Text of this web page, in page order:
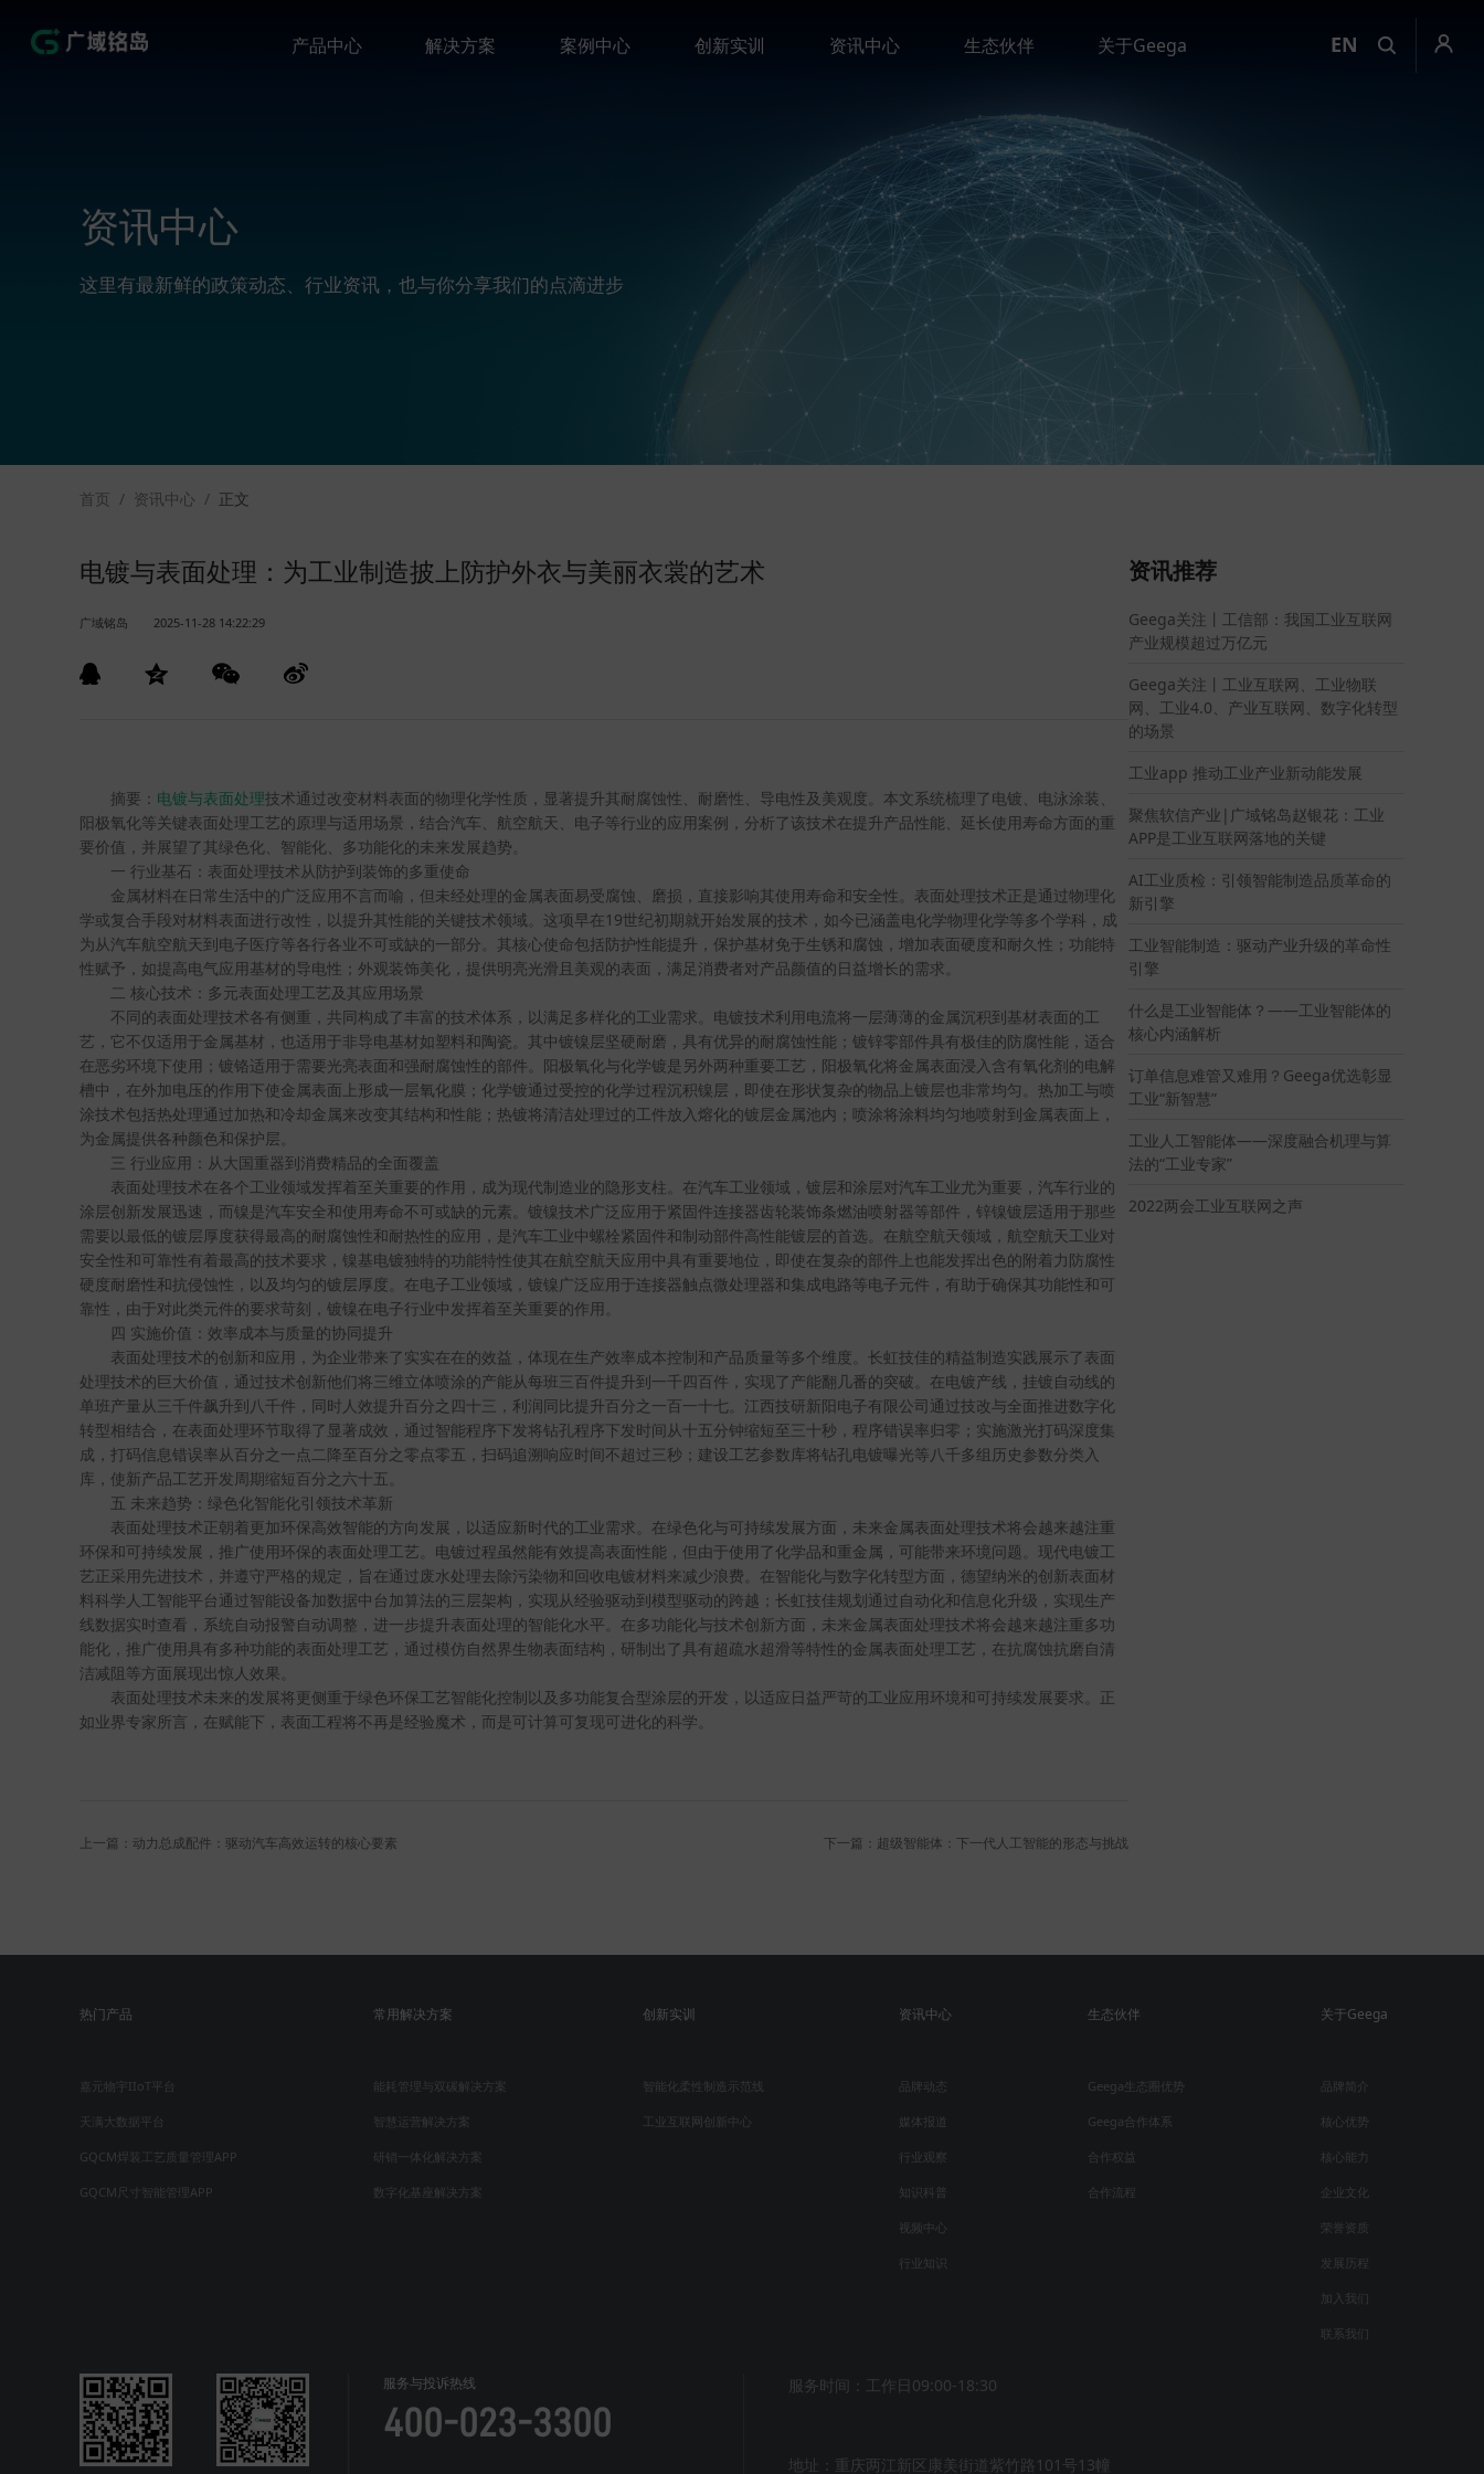
产品中心 解决方案 案例中心 创新实训 资讯中心 生态伙伴 关于Geega EN
资讯中心
这里有最新鲜的政策动态、行业资讯，也与你分享我们的点滴进步
首页 / 资讯中心 / 正文
电镀与表面处理：为工业制造披上防护外衣与美丽衣裳的艺术
广域铭岛 2025-11-28 14:22:29
摘要： 电镀与表面处理技术通过改变材料表面的物理化学性质，显著提升其耐腐蚀性、耐磨性、导电性及美观度。本文系统梳理了电镀、电泳涂装、
阳极氧化等关键表面处理工艺的原理与适用场景，结合汽车、航空航天、电子等行业的应用案例，分析了该技术在提升产品性能、延长使用寿命方面的重
要价值，并展望了其绿色化、智能化、多功能化的未来发展趋势。
一 行业基石：表面处理技术从防护到装饰的多重使命
金属材料在日常生活中的广泛应用不言而喻，但未经处理的金属表面易受腐蚀、磨损，直接影响其使用寿命和安全性。表面处理技术正是通过物理化
学或复合手段对材料表面进行改性，以提升其性能的关键技术领域。这项早在 19世纪初期就开始发展的技术，如今已涵盖电化学物理化学等多个学科，成
为从汽车航空航天到电子医疗等各行各业不可或缺的一部分。其核心使命包括防护性能提升，保护基材免于生锈和腐蚀，增加表面硬度和耐久性；功能特
性赋予，如提高电气应用基材的导电性；外观装饰美化，提供明亮光滑且美观的表面，满足消费者对产品颜值的日益增长的需求。
二 核心技术：多元表面处理工艺及其应用场景
不同的表面处理技术各有侧重，共同构成了丰富的技术体系，以满足多样化的工业需求。电镀技术利用电流将一层薄薄的金属沉积到基材表面的工
艺，它不仅适用于金属基材，也适用于非导电基材如塑料和陶瓷。其中镀镍层坚硬耐磨，具有优异的耐腐蚀性能；镀锌零部件具有极佳的防腐性能，适合
在恶劣环境下使用；镀铬适用于需要光亮表面和强耐腐蚀性的部件。阳极氧化与化学镀是另外两种重要工艺，阳极氧化将金属表面浸入含有氧化剂的电解
槽中，在外加电压的作用下使金属表面上形成一层氧化膜；化学镀通过受控的化学过程沉积镍层，即使在形状复杂的物品上镀层也非常均匀。热加工与喷
涂技术包括热处理通过加热和冷却金属来改变其结构和性能；热镀将清洁处理过的工件放入熔化的镀层金属池内；喷涂将涂料均匀地喷射到金属表面上，
为金属提供各种颜色和保护层。
三 行业应用：从大国重器到消费精品的全面覆盖
表面处理技术在各个工业领域发挥着至关重要的作用，成为现代制造业的隐形支柱。在汽车工业领域，镀层和涂层对汽车工业尤为重要，汽车行业的
涂层创新发展迅速，而镍是汽车安全和使用寿命不可或缺的元素。镀镍技术广泛应用于紧固件连接器齿轮装饰条燃油喷射器等部件，锌镍镀层适用于那些
需要以最低的镀层厚度获得最高的耐腐蚀性和耐热性的应用，是汽车工业中螺栓紧固件和制动部件高性能镀层的首选。在航空航天领域，航空航天工业对
安全性和可靠性有着最高的技术要求，镍基电镀独特的功能特性使其在航空航天应用中具有重要地位，即使在复杂的部件上也能发挥出色的附着力防腐性
硬度耐磨性和抗侵蚀性，以及均匀的镀层厚度。在电子工业领域，镀镍广泛应用于连接器触点微处理器和集成电路等电子元件，有助于确保其功能性和可
靠性，由于对此类元件的要求苛刻，镀镍在电子行业中发挥着至关重要的作用。
四 实施价值：效率成本与质量的协同提升
表面处理技术的创新和应用，为企业带来了实实在在的效益，体现在生产效率成本控制和产品质量等多个维度。长虹技佳的精益制造实践展示了表面
处理技术的巨大价值，通过技术创新他们将三维立体喷涂的产能从每班三百件提升到一千四百件，实现了产能翻几番的突破。在电镀产线，挂镀自动线的
单班产量从三千件飙升到八千件，同时人效提升百分之四十三，利润同比提升百分之一百一十七。江西技研新阳电子有限公司通过技改与全面推进数字化
转型相结合，在表面处理环节取得了显著成效，通过智能程序下发将钻孔程序下发时间从十五分钟缩短至三十秒，程序错误率归零；实施激光打码深度集
成，打码信息错误率从百分之一点二降至百分之零点零五，扫码追溯响应时间不超过三秒；建设工艺参数库将钻孔电镀曝光等八千多组历史参数分类入
库，使新产品工艺开发周期缩短百分之六十五。
五 未来趋势：绿色化智能化引领技术革新
表面处理技术正朝着更加环保高效智能的方向发展，以适应新时代的工业需求。在绿色化与可持续发展方面，未来金属表面处理技术将会越来越注重
环保和可持续发展，推广使用环保的表面处理工艺。电镀过程虽然能有效提高表面性能，但由于使用了化学品和重金属，可能带来环境问题。现代电镀工
艺正采用先进技术，并遵守严格的规定，旨在通过废水处理去除污染物和回收电镀材料来减少浪费。在智能化与数字化转型方面，德望纳米的创新表面材
料科学人工智能平台通过智能设备加数据中台加算法的三层架构，实现从经验驱动到模型驱动的跨越；长虹技佳规划通过自动化和信息化升级，实现生产
线数据实时查看，系统自动报警自动调整，进一步提升表面处理的智能化水平。在多功能化与技术创新方面，未来金属表面处理技术将会越来越注重多功
能化，推广使用具有多种功能的表面处理工艺，通过模仿自然界生物表面结构，研制出了具有超疏水超滑等特性的金属表面处理工艺，在抗腐蚀抗磨自清
洁减阻等方面展现出惊人效果。
表面处理技术未来的发展将更侧重于绿色环保工艺智能化控制以及多功能复合型涂层的开发，以适应日益严苛的工业应用环境和可持续发展要求。正
如业界专家所言，在赋能下，表面工程将不再是经验魔术，而是可计算可复现可进化的科学。
上一篇：动力总成配件：驱动汽车高效运转的核心要素 下一篇：超级智能体：下一代人工智能的形态与挑战
资讯推荐
Geega关注丨工信部：我国工业互联网
产业规模超过万亿元
Geega关注丨工业互联网、工业物联
网、工业4.0、产业互联网、数字化转型
的场景
工业app 推动工业产业新动能发展
聚焦软信产业|广域铭岛赵银花：工业
APP是工业互联网落地的关键
AI工业质检：引领智能制造品质革命的
新引擎
工业智能制造：驱动产业升级的革命性
引擎
什么是工业智能体？——工业智能体的
核心内涵解析
订单信息难管又难用？Geega优选彰显
工业“新智慧”
工业人工智能体——深度融合机理与算
法的“工业专家”
2022两会工业互联网之声
热门产品
嘉元物宇IIoT平台
天满大数据平台
GQCM焊装工艺质量管理APP
GQCM尺寸智能管理APP
常用解决方案
能耗管理与双碳解决方案
智慧运营解决方案
研销一体化解决方案
数字化基座解决方案
创新实训
智能化柔性制造示范线
工业互联网创新中心
资讯中心
品牌动态
媒体报道
行业观察
知识科普
视频中心
行业知识
生态伙伴
Geega生态圈优势
Geega合作体系
合作权益
合作流程
关于Geega
品牌简介
核心优势
核心能力
企业文化
荣誉资质
发展历程
加入我们
联系我们
服务与投诉热线
400-023-3300
服务时间：工作日09:00-18:30
地址：重庆两江新区康美街道紫竹路101号13幢